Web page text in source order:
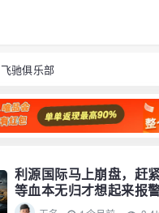
飞驰俱乐部
利源国际马上崩盘，赶
等血本无归才想起来报警